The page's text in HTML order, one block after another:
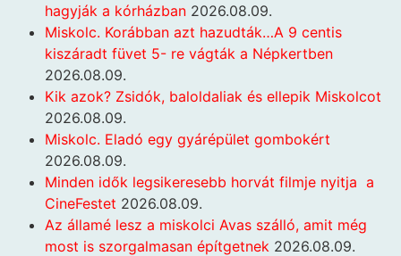
hagyják a kórházban 2026.08.09.
Miskolc. Korábban azt hazudták…A 9 centis
kiszáradt füvet 5- re vágták a Népkertben
2026.08.09.
Kik azok? Zsidók, baloldaliak és ellepik Miskolcot
2026.08.09.
Miskolc. Eladó egy gyárépület gombokért
2026.08.09.
Minden idők legsikeresebb horvát filmje nyitja a
CineFestet 2026.08.09.
Az államé lesz a miskolci Avas szálló, amit még
most is szorgalmasan építgetnek 2026.08.09.